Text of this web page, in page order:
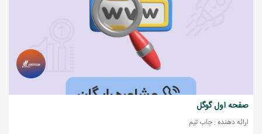
صفحه اول گوگل
ارائه دهنده : جاب تیم